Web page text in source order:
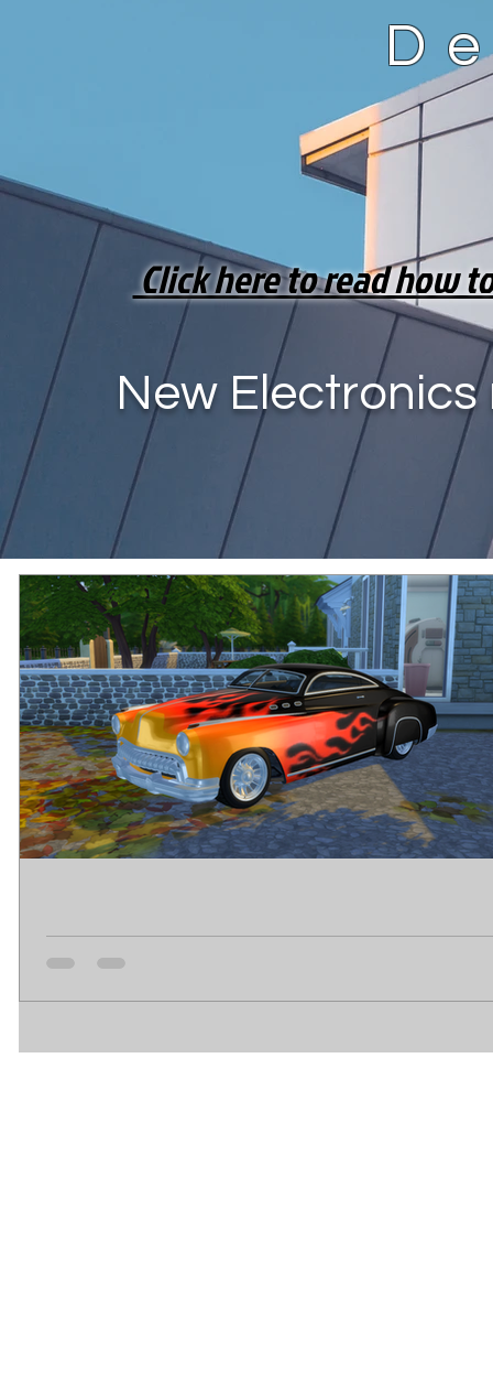
Click here to read how
New Electronics
Albany Hermes